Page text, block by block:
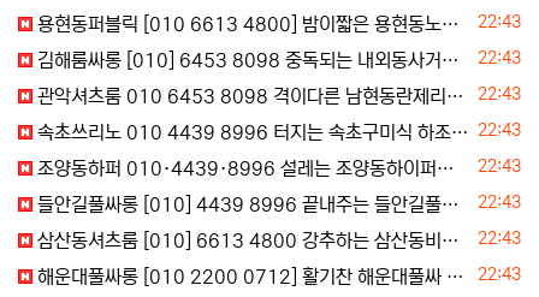
등록일
22:43
용현동퍼블릭 [010 6613 4800] 밤이짧은 용현동노래빠 용현동노래장 주대할인
등록일
22:43
김해룸싸롱 [010] 6453 8098 중독되는 내외동사거리터치룸 김해풀싸
등록일
22:43
관악셔츠룸 010 6453 8098 격이다른 남현동란제리룸 조원동셔츠룸
등록일
22:43
속초쓰리노 010 4439 8996 터지는 속초구미식 하조대쩜오
등록일
22:43
조양동하퍼 010·4439·8996 설레는 조양동하이퍼블릭 조양동텐카페 조양동가라오케 실장문의
등록일
22:43
들안길풀싸롱 [010] 4439 8996 끝내주는 들안길풀빠 들안길풀쌀롱 들안길구미식 지금상담
등록일
22:43
삼산동셔츠룸 [010] 6613 4800 강추하는 삼산동비키니룸 삼산동레깅스룸 상담문의
등록일
22:43
해운대풀싸롱 [010 2200 0712] 활기찬 해운대풀싸 해운대북창동식 주대문의